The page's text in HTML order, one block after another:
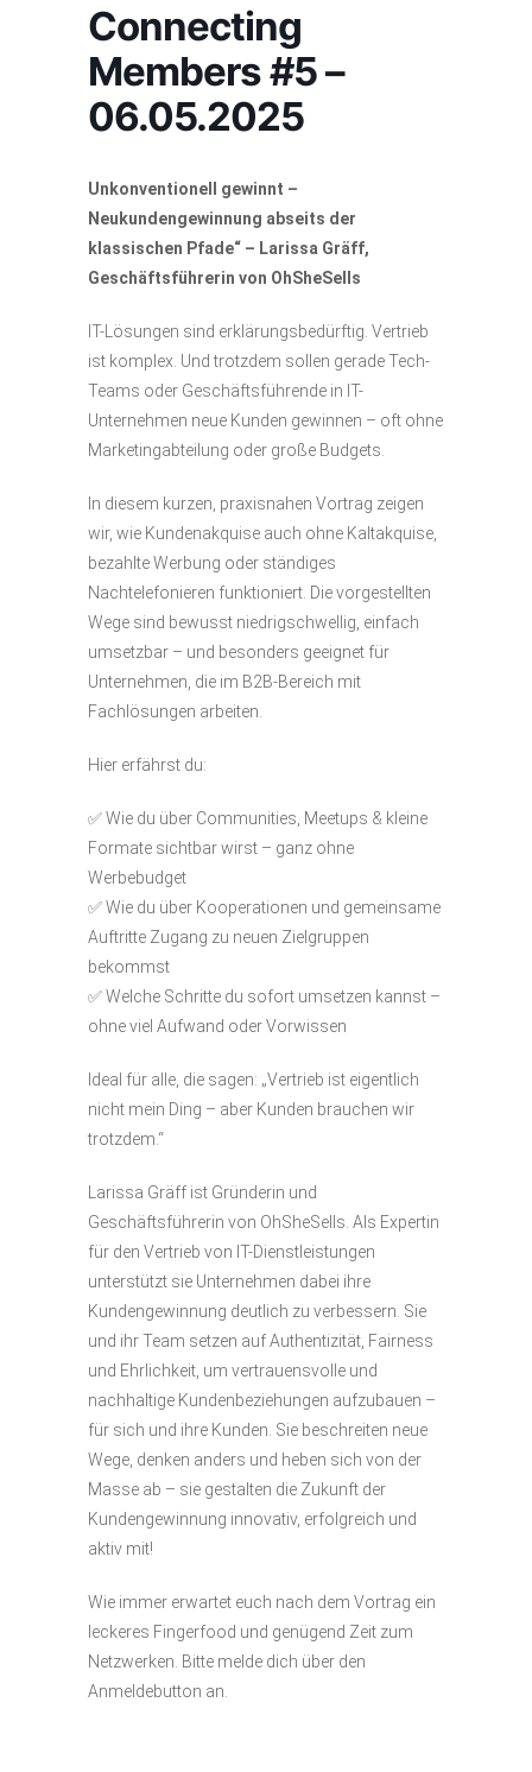
Connecting
Members #5 –
06.05.2025
Unkonventionell gewinnt –
Neukundengewinnung abseits der
klassischen Pfade“ – Larissa Gräff,
Geschäftsführerin von OhSheSells
IT-Lösungen sind erklärungsbedürftig. Vertrieb
ist komplex. Und trotzdem sollen gerade Tech-
Teams oder Geschäftsführende in IT-
Unternehmen neue Kunden gewinnen – oft ohne
Marketingabteilung oder große Budgets.
In diesem kurzen, praxisnahen Vortrag zeigen
wir, wie Kundenakquise auch ohne Kaltakquise,
bezahlte Werbung oder ständiges
Nachtelefonieren funktioniert. Die vorgestellten
Wege sind bewusst niedrigschwellig, einfach
umsetzbar – und besonders geeignet für
Unternehmen, die im B2B-Bereich mit
Fachlösungen arbeiten.
Hier erfährst du:
✅ Wie du über Communities, Meetups & kleine
Formate sichtbar wirst – ganz ohne
Werbebudget
✅ Wie du über Kooperationen und gemeinsame
Auftritte Zugang zu neuen Zielgruppen
bekommst
✅ Welche Schritte du sofort umsetzen kannst –
ohne viel Aufwand oder Vorwissen
Ideal für alle, die sagen: „Vertrieb ist eigentlich
nicht mein Ding – aber Kunden brauchen wir
trotzdem.“
Larissa Gräff ist Gründerin und
Geschäftsführerin von OhSheSells. Als Expertin
für den Vertrieb von IT-Dienstleistungen
unterstützt sie Unternehmen dabei ihre
Kundengewinnung deutlich zu verbessern. Sie
und ihr Team setzen auf Authentizität, Fairness
und Ehrlichkeit, um vertrauensvolle und
nachhaltige Kundenbeziehungen aufzubauen –
für sich und ihre Kunden. Sie beschreiten neue
Wege, denken anders und heben sich von der
Masse ab – sie gestalten die Zukunft der
Kundengewinnung innovativ, erfolgreich und
aktiv mit!
Wie immer erwartet euch nach dem Vortrag ein
leckeres Fingerfood und genügend Zeit zum
Netzwerken. Bitte melde dich über den
Anmeldebutton an.